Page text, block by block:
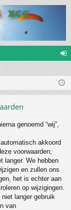
m
genoemd “wij”,
akkoord
voorwaarden,
langer. We hebben
en zullen ons
het is echter aan
op wijzigingen.
langer gebruik
van